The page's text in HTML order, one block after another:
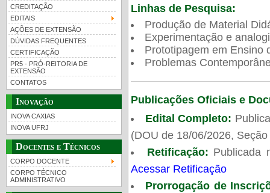
CREDITAÇÃO
EDITAIS
AÇÕES DE EXTENSÃO
DÚVIDAS FREQUENTES
CERTIFICAÇÃO
PR5 - PRÓ-REITORIA DE
EXTENSÃO
CONTATOS
Inovação
INOVA CAXIAS
INOVA UFRJ
Docentes e Técnicos
CORPO DOCENTE
CORPO TÉCNICO
ADMINISTRATIVO
Linhas de Pesquisa:
Produção de Material
Experimentação e
Prototipagem em Ensino
Problemas
Publicações Oficiais e
Edital Completo:
(DOU de 18/06/2026,
Retificação: Publicada
Acessar Retificação
Prorrogação de